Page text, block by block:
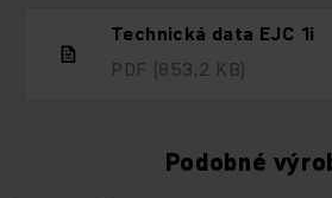
Technická data EJC 1i
PDF (853,2 KB)
Podobné